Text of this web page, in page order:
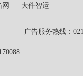
网
大件智运
告服务热线：021-